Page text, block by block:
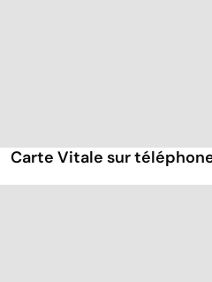
Carte Vitale sur